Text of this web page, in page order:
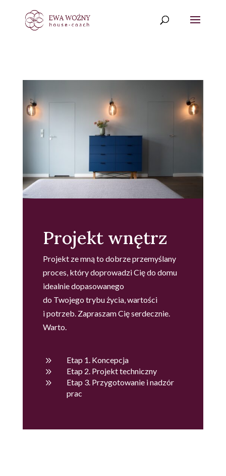
Projekt wnętrz
Projekt ze mną to dobrze przemyślany
proces, który doprowadzi Cię do domu
idealnie dopasowanego
do Twojego trybu życia, wartości
i potrzeb. Zapraszam Cię serdecznie.
Warto.
9 Etap 1. Koncepcja
9 Etap 2. Projekt techniczny
9
Etap 3. Przygotowanie i nadzór
prac